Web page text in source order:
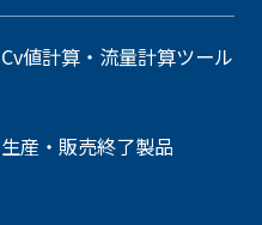
Cv値計算・流量計算ツール
生産・販売終了製品